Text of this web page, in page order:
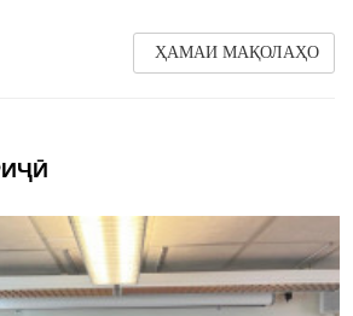
ҲАМАИ МАҚОЛАҲО